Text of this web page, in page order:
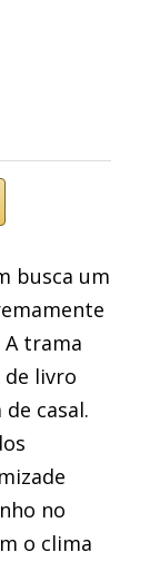
busca um
trama
de livro
casal.
no
o clima